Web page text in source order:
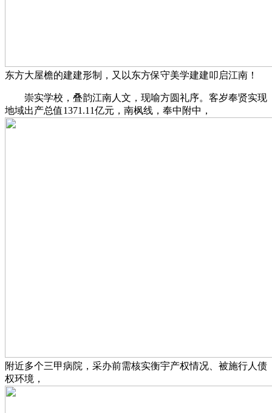
东方大屋檐的建建形制，又以东方保守美学建建叩启江南！
崇实学校，叠韵江南人文，现喻方圆礼序。客岁奉贤实现
地域出产总值1371.11亿元，南枫线，奉中附中，‍‍‍‍‍‍‍‍‍‍‍‍‍‍‍‍
附近多个三甲病院，采办前需核实衡宇产权情况、被施行人债
权环境，